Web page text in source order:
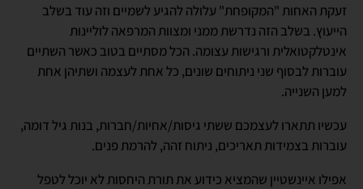
זעקת האחות "המקופחת" עלולה להגיע לשמיים וזה עוד בשלב
הייעוץ. בשלב הזה נדרשת ממני ומצוות המרפאה לוליינות
אינטלקטואלית ורגישות עצומה. הכל מסתיים בטוב כאשר השתיים
עוברות לבסוף שני ניתוחים שונים, כל אחת לעצמה ושתיהן אחת
למען השנייה.
עכשיו תתארו לעצמכם ששתי גיסות/אחיות/חברות, בנות גיל דומה,
עוברות בצמידות תאריכים, ניתוח זהה, להרמת פנים.
אפילו איינשטיין שהמציא כידוע את תורת היחסות לא יוכל לטפל